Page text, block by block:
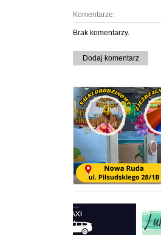
Komentarze:
Brak komentarzy.
Dodaj komentarz